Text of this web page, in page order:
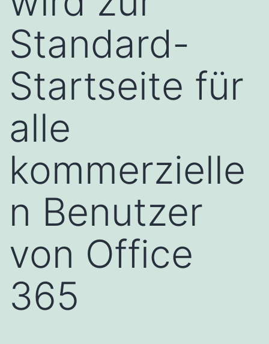
Standard-
Startseite für
alle
kommerzielle
n Benutzer
von Office
365